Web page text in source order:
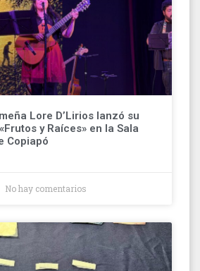
Lore D’Lirios lanzó su
y Raíces» en la Sala
Copiapó
No hay comentarios